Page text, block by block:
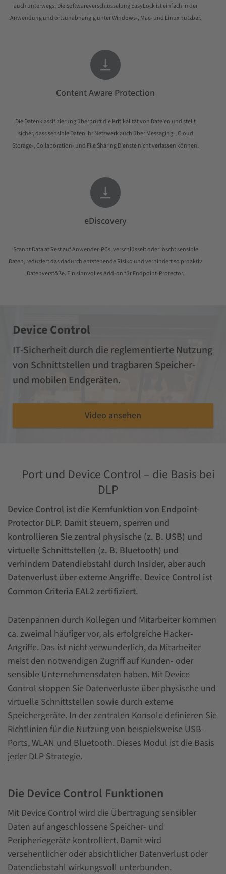
auch unterwegs. Die Softwareverschlüsselung EasyLock ist einfach in der
Anwendung und ortsunabhängig unter Windows-, Mac- und Linux nutzbar.

Content Aware Protection
Die Datenklassifizierung überprüft die Kritikalität von Dateien und stellt
sicher, dass sensible Daten Ihr Netzwerk auch über Messaging-, Cloud
Storage-, Collaboration- und File Sharing Dienste nicht verlassen können.

eDiscovery
Scannt Data at Rest auf Anwender-PCs, verschlüsselt oder löscht sensible
Daten, reduziert das dadurch entstehende Risiko und verhindert so proaktiv
Datenverstöße. Ein sinnvolles Add-on für Endpoint-Protector.
Device Control
IT-Sicherheit durch die reglementierte Nutzung
von Schnittstellen und tragbaren Speicher-
und mobilen Endgeräten.
Video ansehen
Port und Device Control – die Basis bei
DLP
Device Control ist die Kernfunktion von Endpoint-
Protector DLP. Damit steuern, sperren und
kontrollieren Sie zentral physische (z. B. USB) und
virtuelle Schnittstellen (z. B. Bluetooth) und
verhindern Datendiebstahl durch Insider, aber auch
Datenverlust über externe Angriffe. Device Control ist
Common Criteria EAL2 zertifiziert.
Datenpannen durch Kollegen und Mitarbeiter kommen
ca. zweimal häufiger vor, als erfolgreiche Hacker-
Angriffe. Das ist nicht verwunderlich, da Mitarbeiter
meist den notwendigen Zugriff auf Kunden- oder
sensible Unternehmensdaten haben. Mit Device
Control stoppen Sie Datenverluste über physische und
virtuelle Schnittstellen sowie durch externe
Speichergeräte. In der zentralen Konsole definieren Sie
Richtlinien für die Nutzung von beispielsweise USB-
Ports, WLAN und Bluetooth. Dieses Modul ist die Basis
jeder DLP Strategie.
Die Device Control Funktionen
Mit Device Control wird die Übertragung sensibler
Daten auf angeschlossene Speicher- und
Peripheriegeräte kontrolliert. Damit wird
versehentlicher oder absichtlicher Datenverlust oder
Datendiebstahl wirkungsvoll unterbunden.